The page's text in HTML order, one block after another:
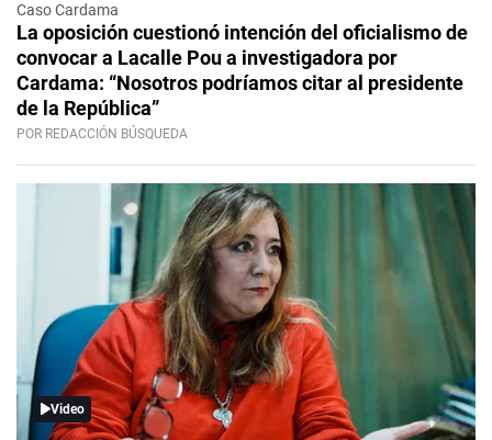
Caso Cardama
La oposición cuestionó intención del oficialismo de
convocar a Lacalle Pou a investigadora por
Cardama: “Nosotros podríamos citar al presidente
de la República”
POR REDACCIÓN BÚSQUEDA
Video